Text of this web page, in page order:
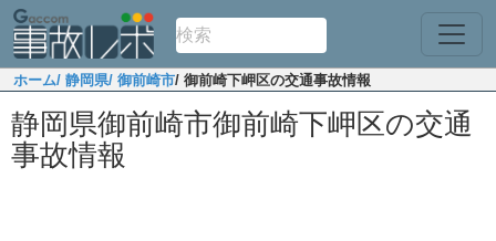
ホーム/ 静岡県/ 御前崎市/ 御前崎下岬区の交通事故情報
静岡県御前崎市御前崎下岬区の交通
事故情報